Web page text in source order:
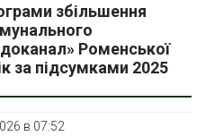
збільшення
Роменської
за підсумками 2025
в 07:52